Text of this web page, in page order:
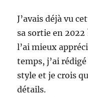
J’avais déjà vu
sa sortie en 2022
l’ai mieux
temps, j’ai
style et je crois
détails.